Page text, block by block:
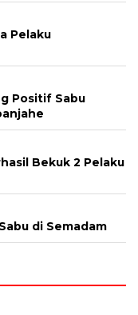
Pelaku
Positif Sabu
Bekuk 2 Pelaku
di Semadam